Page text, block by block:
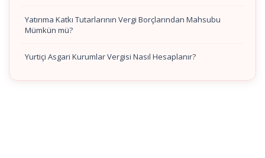
Yatırıma Katkı Tutarlarının Vergi Borçlarından Mahsubu
Mümkün mü?
Yurtiçi Asgari Kurumlar Vergisi Nasıl Hesaplanır?